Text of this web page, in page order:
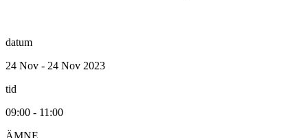
datum
24 Nov - 24 Nov 2023
tid
09:00 - 11:00